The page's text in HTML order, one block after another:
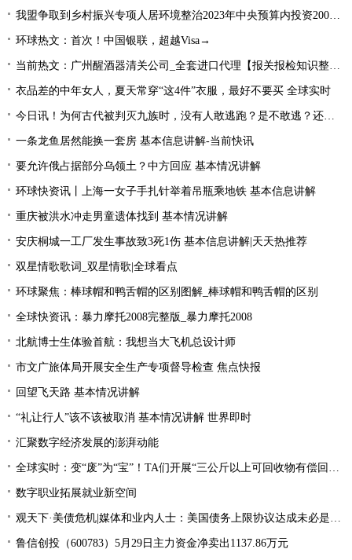
我盟争取到乡村振兴专项人居环境整治2023年中央预算内投资2000万元
环球热文：首次！中国银联，超越Visa→
当前热文：广州醒酒器清关公司_全套进口代理【报关报检知识整理】
衣品差的中年女人，夏天常穿“这4件”衣服，最好不要买 全球实时
今日讯！为何古代被判灭九族时，没有人敢逃跑？是不敢逃？还是不能逃
一条龙鱼居然能换一套房 基本信息讲解-当前快讯
要允许俄占据部分乌领土？中方回应 基本情况讲解
环球快资讯丨上海一女子手扎针举着吊瓶乘地铁 基本信息讲解
重庆被洪水冲走男童遗体找到 基本情况讲解
安庆桐城一工厂发生事故致3死1伤 基本信息讲解|天天热推荐
双星情歌歌词_双星情歌|全球看点
环球聚焦：棒球帽和鸭舌帽的区别图解_棒球帽和鸭舌帽的区别
全球快资讯：暴力摩托2008完整版_暴力摩托2008
北航博士生体验首航：我想当大飞机总设计师
市文广旅体局开展安全生产专项督导检查 焦点快报
回望飞天路 基本情况讲解
“礼让行人”该不该被取消 基本情况讲解 世界即时
汇聚数字经济发展的澎湃动能
全球实时：变“废”为“宝”！TA们开展“三公斤以上可回收物有偿回收”宣传活动
数字职业拓展就业新空间
观天下·美债危机|媒体和业内人士：美国债务上限协议达成未必是“好消息”
鲁信创投（600783）5月29日主力资金净卖出1137.86万元